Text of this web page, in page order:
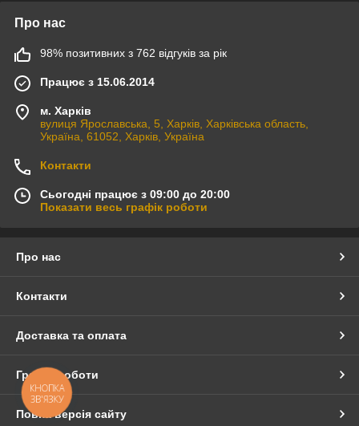
Про нас
98% позитивних з 762 відгуків за рік
Працює з 15.06.2014
м. Харків
вулиця Ярославська, 5, Харків, Харківська область,
Україна, 61052, Харків, Україна
Контакти
Сьогодні працює з 09:00 до 20:00
Показати весь графік роботи
Про нас
Контакти
Доставка та оплата
Графік роботи
Повна версія сайту
КНОПКА
ЗВ'ЯЗКУ